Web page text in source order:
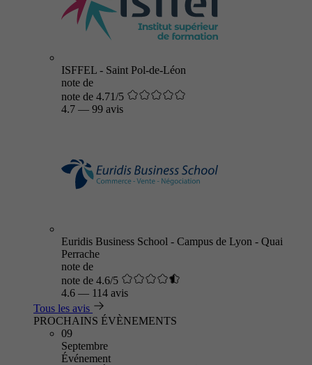
ISFFEL - Saint Pol-de-Léon
note de
note de 4.71/5
4.7 — 99 avis
Euridis Business School - Campus de Lyon - Quai
Perrache
note de
note de 4.6/5
4.6 — 114 avis
Tous les avis
PROCHAINS ÉVÈNEMENTS
09
Septembre
Événement